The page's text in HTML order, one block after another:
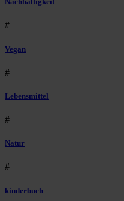
#
Vegan
#
Lebensmittel
#
Natur
#
kinderbuch